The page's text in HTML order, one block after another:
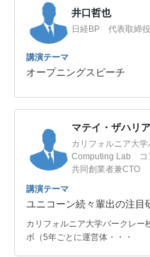
井口哲也
日経BP 代表取締
講演テーマ
オープニングスピーチ
マテイ・ザハリア
カリフォルニア大
Computing Lab コ
共同創業者兼CTO
講演テーマ
ユニコーン続々輩出の注目
カリフォルニア大学バークレー
ボ（5年ごとに運営体・・・